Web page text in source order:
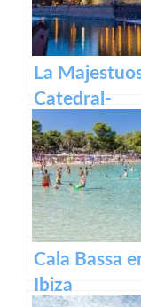
La
Catedral-
Basílica de
Santa María
Mallorca.
Cala Bassa
Ibiza